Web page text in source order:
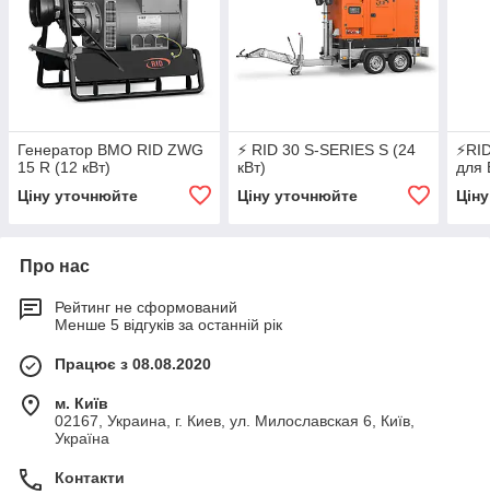
Генератор ВМО RID ZWG
15 R (12 кВт)
Ціну уточнюйте
⚡ RID 30 S-SERIES S (24
кВт)
Ціну уточнюйте
для
Про нас
Рейтинг не сформований
Менше 5 відгуків за останній рік
Працює з 08.08.2020
м. Київ
02167, Украина, г. Киев, ул. Милославская 6, Київ,
Україна
Контакти